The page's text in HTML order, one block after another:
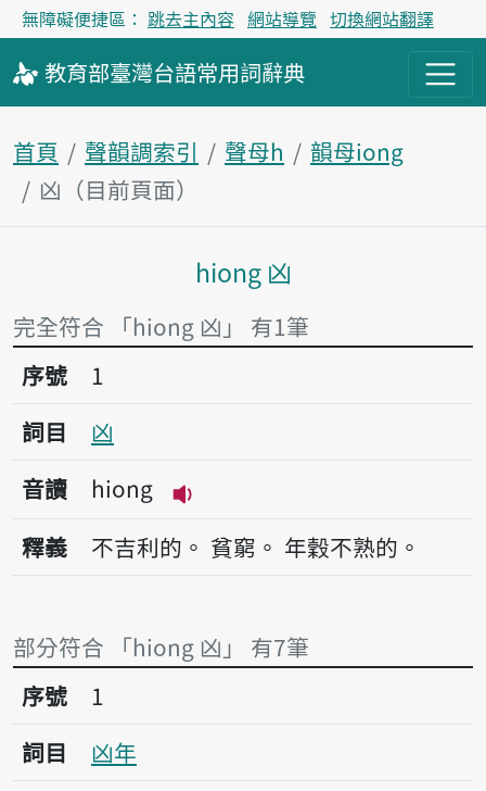
無障礙便捷區： 跳去主內容 網站導覽 切換網站翻譯
教育部臺灣台語常用詞辭典
首頁 聲韻調索引 聲母h
韻母iong
凶（目前頁面）
主內容區塊
hiong 凶
完全符合 「hiong 凶」 有1筆
序號1凶
序號
1
詞目
凶
音讀
hiong
播放音讀hiong
釋義 不吉利的。 貧窮。 年穀不熟的。
部分符合 「hiong 凶」 有7筆
序號1凶年
序號
1
詞目
凶年